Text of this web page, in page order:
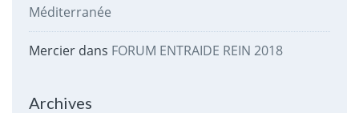
Méditerranée
Mercierdans FORUM ENTRAIDE REIN 2018
Archives